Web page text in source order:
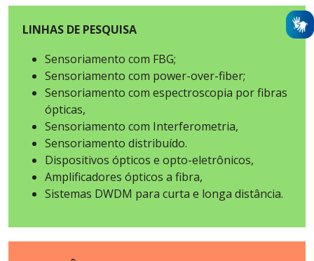
LINHAS DE PESQUISA
Sensoriamento com FBG;
Sensoriamento com power-over-fiber;
Sensoriamento com espectroscopia por fibras
ópticas,
Sensoriamento com Interferometria,
Sensoriamento distribuído.
Dispositivos ópticos e opto-eletrônicos,
Amplificadores ópticos a fibra,
Sistemas DWDM para curta e longa distância.